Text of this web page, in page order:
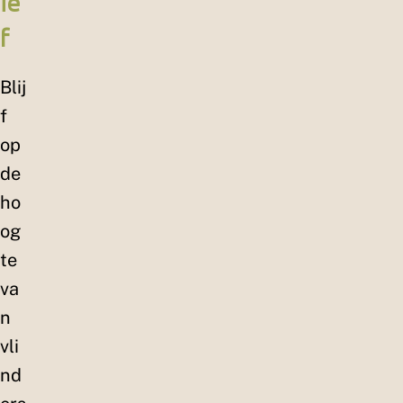
f
Blij
f
op
de
ho
og
te
va
n
vli
nd